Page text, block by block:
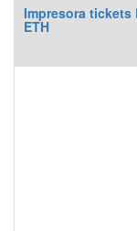
Impresora tickets
ETH